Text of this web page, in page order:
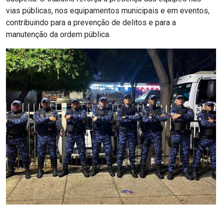
vias públicas, nos equipamentos municipais e em eventos,
contribuindo para a prevenção de delitos e para a
manutenção da ordem pública.